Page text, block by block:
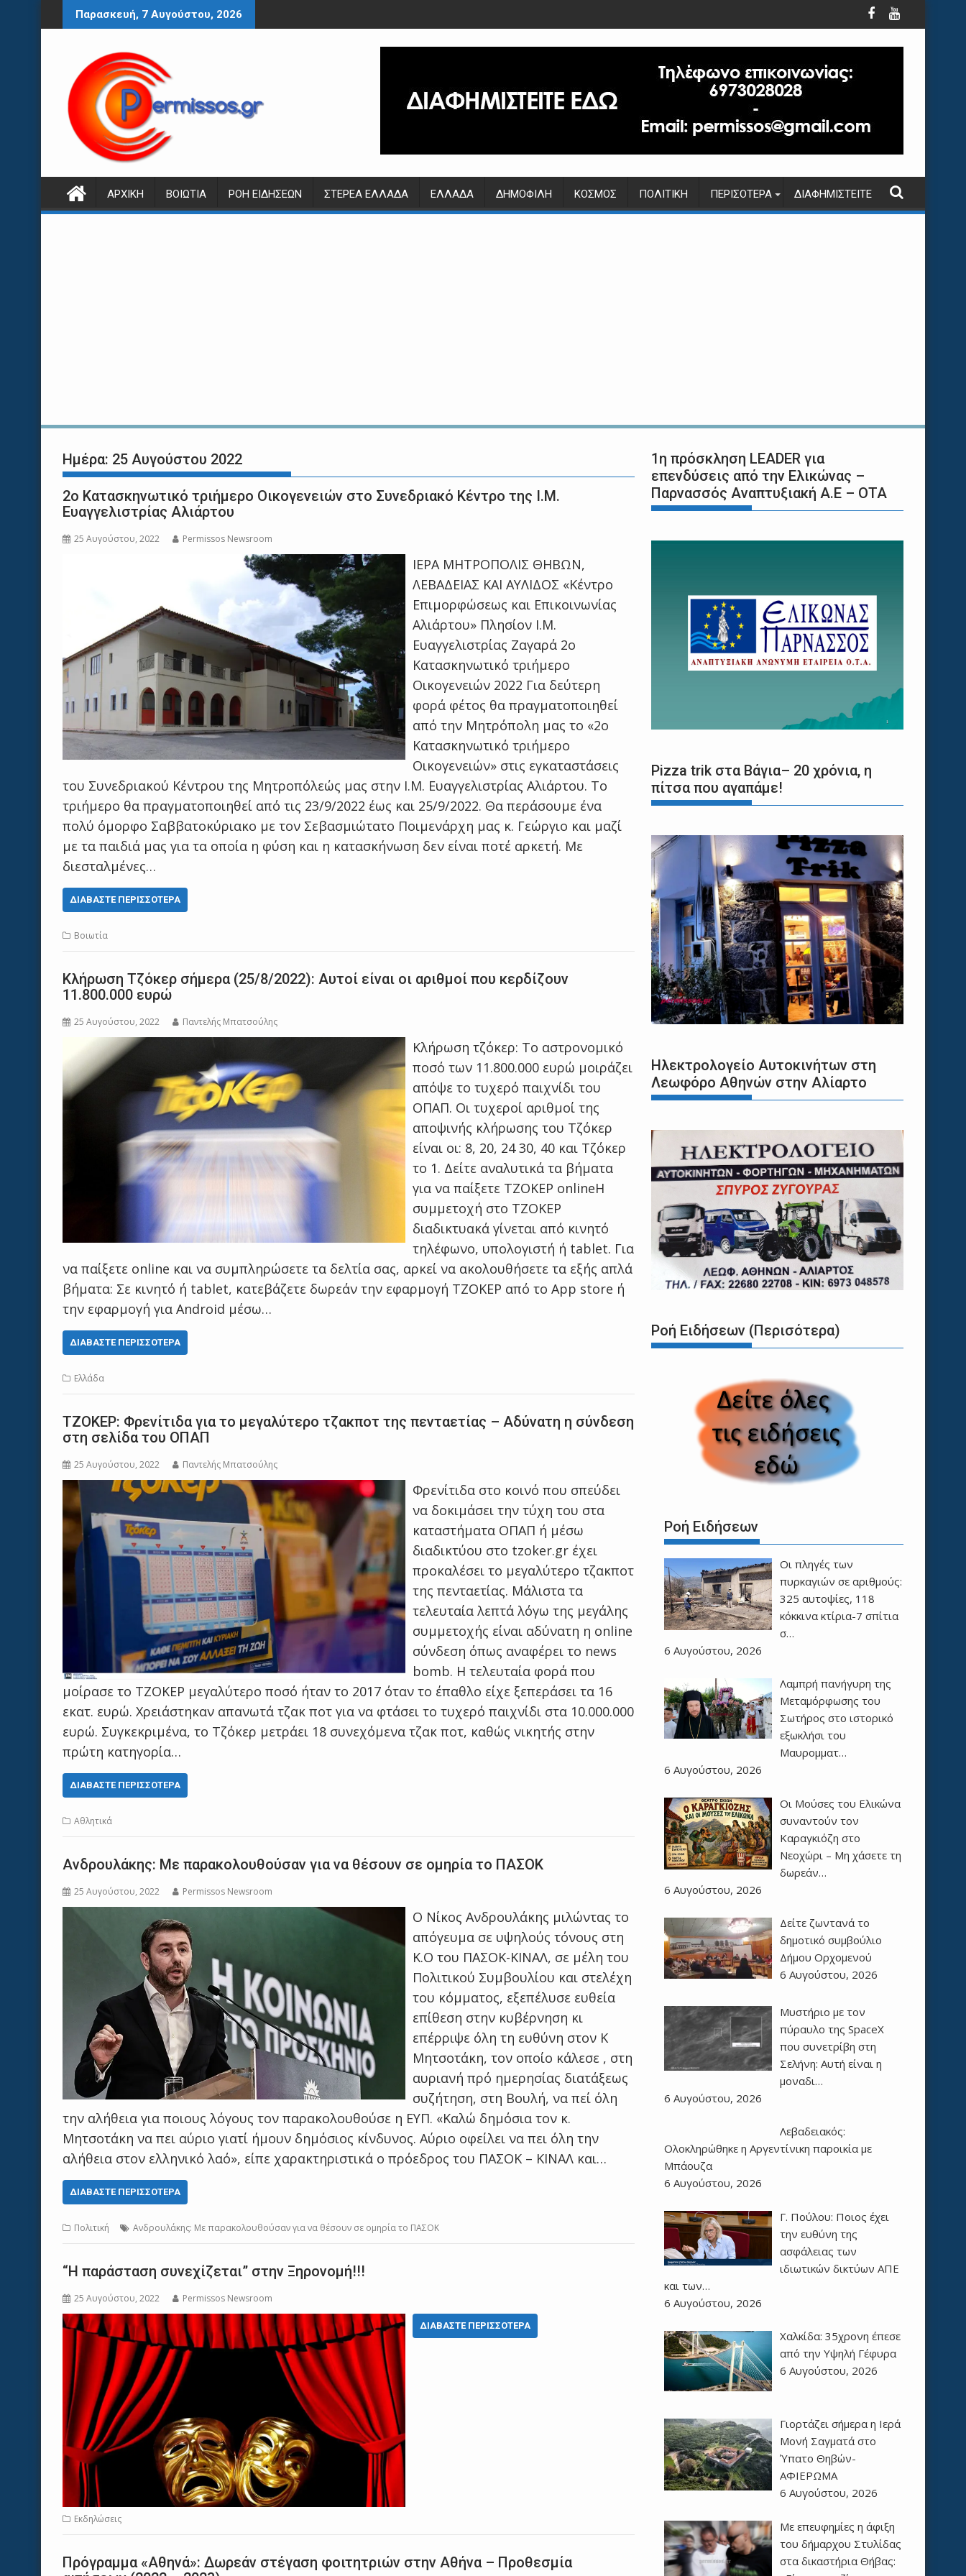
Περάστε
στο
Παρασκευή, 7 Αυγούστου, 2026
ΑΡΧΙΚΉ ΒΟΙΩΤΊΑ ΡΟΉ ΕΙΔΉΣΕΩΝ ΣΤΕΡΕΆ ΕΛΛΆΔΑ ΕΛΛΆΔΑ ΔΗΜΟΦΙΛΉ ΚΌΣΜΟΣ ΠΟΛΙΤΙΚΉ ΠΕΡΙΣΌΤΕΡΑ ΔΙΑΦΗΜΙΣΤΕΊΤΕ
Ημέρα: 25 Αυγούστου 2022
2ο Κατασκηνωτικό τριήμερο Οικογενειών στο Συνεδριακό Κέντρο της Ι.Μ.
Ευαγγελιστρίας Αλιάρτου
25 Αυγούστου, 2022 Permissos Newsroom
ΙΕΡΑ ΜΗΤΡΟΠΟΛΙΣ ΘΗΒΩΝ,
ΛΕΒΑΔΕΙΑΣ ΚΑΙ ΑΥΛΙΔΟΣ «Κέντρο
Επιμορφώσεως και Επικοινωνίας
Αλιάρτου» Πλησίον Ι.Μ.
Ευαγγελιστρίας Ζαγαρά 2ο
Κατασκηνωτικό τριήμερο
Οικογενειών 2022 Για δεύτερη
φορά φέτος θα πραγματοποιηθεί
από την Μητρόπολη μας το «2ο
Κατασκηνωτικό τριήμερο
Οικογενειών» στις εγκαταστάσεις
του Συνεδριακού Κέντρου της Μητροπόλεώς μας στην Ι.Μ. Ευαγγελιστρίας Αλιάρτου. Το
τριήμερο θα πραγματοποιηθεί από τις 23/9/2022 έως και 25/9/2022. Θα περάσουμε ένα
πολύ όμορφο Σαββατοκύριακο με τον Σεβασμιώτατο Ποιμενάρχη μας κ. Γεώργιο και μαζί
με τα παιδιά μας για τα οποία η φύση και η κατασκήνωση δεν είναι ποτέ αρκετή. Με
διεσταλμένες…
ΔΙΑΒΆΣΤΕ ΠΕΡΙΣΣΌΤΕΡΑ
Βοιωτία
Κλήρωση Τζόκερ σήμερα (25/8/2022): Αυτοί είναι οι αριθμοί που κερδίζουν
11.800.000 ευρώ
25 Αυγούστου, 2022 Παντελής Μπατσούλης
Κλήρωση τζόκερ: Το αστρονομικό
ποσό των 11.800.000 ευρώ μοιράζει
απόψε το τυχερό παιχνίδι του
ΟΠΑΠ. Οι τυχεροί αριθμοί της
αποψινής κλήρωσης του Τζόκερ
είναι οι: 8, 20, 24 30, 40 και Τζόκερ
το 1. Δείτε αναλυτικά τα βήματα
για να παίξετε ΤΖΟΚΕΡ onlineΗ
συμμετοχή στο ΤΖΟΚΕΡ
διαδικτυακά γίνεται από κινητό
τηλέφωνο, υπολογιστή ή tablet. Για
να παίξετε online και να συμπληρώσετε τα δελτία σας, αρκεί να ακολουθήσετε τα εξής απλά
βήματα: Σε κινητό ή tablet, κατεβάζετε δωρεάν την εφαρμογή ΤΖΟΚΕΡ από το App store ή
την εφαρμογή για Android μέσω…
ΔΙΑΒΆΣΤΕ ΠΕΡΙΣΣΌΤΕΡΑ
Ελλάδα
ΤΖΟΚΕΡ: Φρενίτιδα για το μεγαλύτερο τζακποτ της πενταετίας – Αδύνατη η σύνδεση
στη σελίδα του ΟΠΑΠ
25 Αυγούστου, 2022 Παντελής Μπατσούλης
Φρενίτιδα στο κοινό που σπεύδει
να δοκιμάσει την τύχη του στα
καταστήματα ΟΠΑΠ ή μέσω
διαδικτύου στο tzoker.gr έχει
προκαλέσει το μεγαλύτερο τζακποτ
της πενταετίας. Μάλιστα τα
τελευταία λεπτά λόγω της μεγάλης
συμμετοχής είναι αδύνατη η online
σύνδεση όπως αναφέρει το news
bomb. Η τελευταία φορά που
μοίρασε το ΤΖΟΚΕΡ μεγαλύτερο ποσό ήταν το 2017 όταν το έπαθλο είχε ξεπεράσει τα 16
εκατ. ευρώ. Χρειάστηκαν απανωτά τζακ ποτ για να φτάσει το τυχερό παιχνίδι στα 10.000.000
ευρώ. Συγκεκριμένα, το Τζόκερ μετράει 18 συνεχόμενα τζακ ποτ, καθώς νικητής στην
πρώτη κατηγορία…
ΔΙΑΒΆΣΤΕ ΠΕΡΙΣΣΌΤΕΡΑ
Αθλητικά
Ανδρουλάκης: Με παρακολουθούσαν για να θέσουν σε ομηρία το ΠΑΣΟΚ
25 Αυγούστου, 2022 Permissos Newsroom
O Νίκος Ανδρουλάκης μιλώντας το
απόγευμα σε υψηλούς τόνους στη
Κ.Ο του ΠΑΣΟΚ-ΚΙΝΑΛ, σε μέλη του
Πολιτικού Συμβουλίου και στελέχη
του κόμματος, εξεπέλυσε ευθεία
επίθεση στην κυβέρνηση κι
επέρριψε όλη τη ευθύνη στον Κ
Μητσοτάκη, τον οποίο κάλεσε , στη
αυριανή πρό ημερησίας διατάξεως
συζήτηση, στη Βουλή, να πεί όλη
την αλήθεια για ποιους λόγους τον παρακολουθούσε η ΕΥΠ. «Καλώ δημόσια τον κ.
Μητσοτάκη να πει αύριο γιατί ήμουν δημόσιος κίνδυνος. Αύριο οφείλει να πει όλη την
αλήθεια στον ελληνικό λαό», είπε χαρακτηριστικά ο πρόεδρος του ΠΑΣΟΚ – ΚΙΝΑΛ και…
ΔΙΑΒΆΣΤΕ ΠΕΡΙΣΣΌΤΕΡΑ
Πολιτική Ανδρουλάκης: Με παρακολουθούσαν για να θέσουν σε ομηρία το ΠΑΣΟΚ
“Η παράσταση συνεχίζεται” στην Ξηρονομή!!!
25 Αυγούστου, 2022 Permissos Newsroom
ΔΙΑΒΆΣΤΕ ΠΕΡΙΣΣΌΤΕΡΑ
Εκδηλώσεις
Πρόγραμμα «Αθηνά»: Δωρεάν στέγαση φοιτητριών στην Αθήνα – Προθεσμία
1η πρόσκληση LEADER για
επενδύσεις από την Ελικώνας –
Παρνασσός Αναπτυξιακή Α.Ε – ΟΤΑ
Pizza trik στα Βάγια– 20 χρόνια, η
πίτσα που αγαπάμε!
Ηλεκτρολογείο Αυτοκινήτων στη
Λεωφόρο Αθηνών στην Αλίαρτο
Ροή Ειδήσεων (Περισότερα)
Ροή Ειδήσεων
Οι πληγές των
πυρκαγιών σε αριθμούς:
325 αυτοψίες, 118
κόκκινα κτίρια-7 σπίτια
σ…
6 Αυγούστου, 2026
Λαμπρή πανήγυρη της
Μεταμόρφωσης του
Σωτήρος στο ιστορικό
εξωκλήσι του
Μαυρομματ…
6 Αυγούστου, 2026
Οι Μούσες του Ελικώνα
συναντούν τον
Καραγκιόζη στο
Νεοχώρι – Μη χάσετε τη
δωρεάν…
6 Αυγούστου, 2026
Δείτε ζωντανά το
δημοτικό συμβούλιο
Δήμου Ορχομενού
6 Αυγούστου, 2026
Μυστήριο με τον
πύραυλο της SpaceX
που συνετρίβη στη
Σελήνη: Αυτή είναι η
μοναδι…
6 Αυγούστου, 2026
Λεβαδειακός:
Ολοκληρώθηκε η Αργεντίνικη παροικία με
Μπάουζα
6 Αυγούστου, 2026
Γ. Πούλου: Ποιος έχει
την ευθύνη της
ασφάλειας των
ιδιωτικών δικτύων ΑΠΕ
και των…
6 Αυγούστου, 2026
Χαλκίδα: 35χρονη έπεσε
από την Υψηλή Γέφυρα
6 Αυγούστου, 2026
Γιορτάζει σήμερα η Ιερά
Μονή Σαγματά στο
Ύπατο Θηβών-
ΑΦΙΕΡΩΜΑ
6 Αυγούστου, 2026
Με επευφημίες η άφιξη
του δήμαρχου Στυλίδας
στα δικαστήρια Θήβας: